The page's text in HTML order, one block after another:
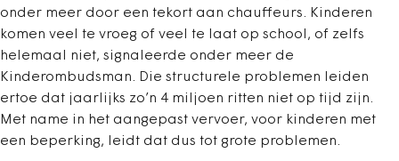
onder meer door een tekort aan chauffeurs. Kinderen
komen veel te vroeg of veel te laat op school, of zelfs
helemaal niet, signaleerde onder meer de
Kinderombudsman. Die structurele problemen leiden
ertoe dat jaarlijks zo’n 4 miljoen ritten niet op tijd zijn.
Met name in het aangepast vervoer, voor kinderen met
een beperking, leidt dat dus tot grote problemen.